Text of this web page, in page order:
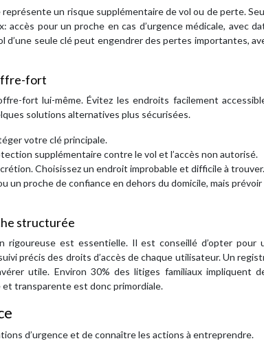
un risque supplémentaire de vol ou de perte.
pour un proche en cas d’urgence médicale, avec
seule clé peut engendrer des pertes importantes,
fort
fort lui-même. Évitez les endroits facilement
solutions alternatives plus sécurisées.
votre clé principale.
supplémentaire contre le vol et l’accès non autorisé.
Choisissez un endroit improbable et difficile à trouver.
un proche de confiance en dehors du domicile, mais prévoir
structurée
est essentielle. Il est conseillé d’opter pour
précis des droits d’accès de chaque utilisateur. Un
utile. Environ 30% des litiges familiaux impliquent
et transparente est donc primordiale.
d’urgence et de connaître les actions à entreprendre.